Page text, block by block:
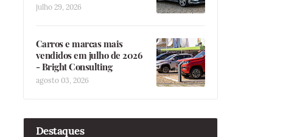
julho 29, 2026
Carros e marcas mais
vendidos em julho de 2026
- Bright Consulting
agosto 03, 2026
Destaques